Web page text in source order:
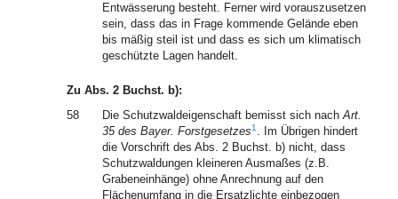
Entwässerung besteht. Ferner wird vorauszusetzen
sein, dass das in Frage kommende Gelände eben
bis mäßig steil ist und dass es sich um klimatisch
geschützte Lagen handelt.
Zu Abs. 2 Buchst. b):
58
Die Schutzwaldeigenschaft bemisst sich nachArt.
35 des Bayer. Forstgesetzes1. Im Übrigen hindert
die Vorschrift des Abs. 2 Buchst. b) nicht, dass
Schutzwaldungen kleineren Ausmaßes (z.B.
Grabeneinhänge) ohne Anrechnung auf den
Flächenumfang in die Ersatzlichte einbezogen